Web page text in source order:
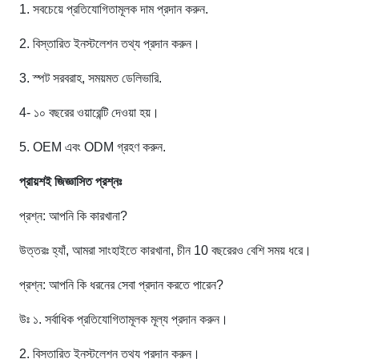
1. সবচেয়ে প্রতিযোগিতামূলক দাম প্রদান করুন.
2. বিস্তারিত ইনস্টলেশন তথ্য প্রদান করুন।
3. স্পট সরবরাহ, সময়মত ডেলিভারি.
4- ১০ বছরের ওয়ারেন্টি দেওয়া হয়।
5. OEM এবং ODM গ্রহণ করুন.
প্রায়শই জিজ্ঞাসিত প্রশ্নঃ
প্রশ্ন: আপনি কি কারখানা?
উত্তরঃ হ্যাঁ, আমরা সাংহাইতে কারখানা, চীন 10 বছরেরও বেশি সময় ধরে।
প্রশ্ন: আপনি কি ধরনের সেবা প্রদান করতে পারেন?
উঃ ১. সর্বাধিক প্রতিযোগিতামূলক মূল্য প্রদান করুন।
2. বিস্তারিত ইনস্টলেশন তথ্য প্রদান করুন।